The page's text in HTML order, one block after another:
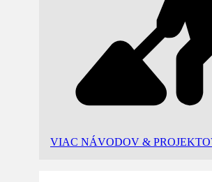
VIAC NÁVODOV &